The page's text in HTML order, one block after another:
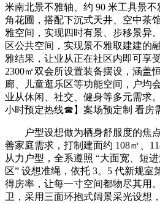
米南北景不雅轴、约 90 米工具景
角花圃，搭配下沉式天井、空中茶
雅空间，实现四时有景、步移景异
区公共空间，实现景不雅取建建的
雅结果，让业从正在社区内即可享
2300㎡双会所设置装备摆设，涵盖
廊、儿童逛乐区等功能空间，户均
业从休闲、社交、健身等多元需求
小时预定热线☎】案场预定制 看房
户型设想做为栖身舒服度的焦点
善家庭需求，打制建面约 108㎡、
从力户型，全系遵照 “大面宽、短
区” 设想准绳，依托 3。5 代新规室
得房率，让每一寸空间都物尽其用
卫，采用三面环抱式阔景采光设想